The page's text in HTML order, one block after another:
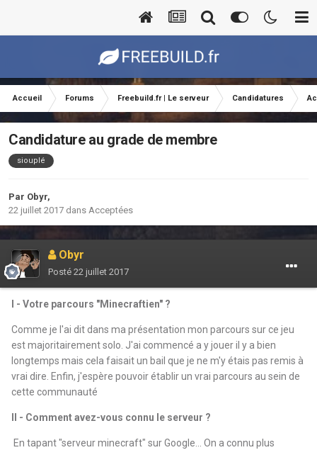
Accueil Forums Freebuild.fr | Le serveur Candidatures
Candidature au grade de membre
siouplé
Par Obyr,
22 juillet 2017 dans Acceptées
Obyr
Posté 22 juillet 2017
I - Votre parcours "Minecraftien" ?
Comme je l'ai dit dans ma présentation mon parcours sur ce jeu
est majoritairement solo. J'ai commencé a y jouer il y a bien
longtemps mais cela faisait un bail que je ne m'y étais pas remis à
vrai dire. Enfin, j'espère pouvoir établir un vrai parcours au sein de
cette communauté
II - Comment avez-vous connu le serveur ?
En tapant "serveur minecraft" sur Google... On a connu plus